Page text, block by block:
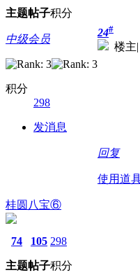
主题帖子积分
中级会员
积分
298
发消息
24#
楼主|
回复
使用道
桂圆八宝⑥
74
主题
105
帖子
298
积分